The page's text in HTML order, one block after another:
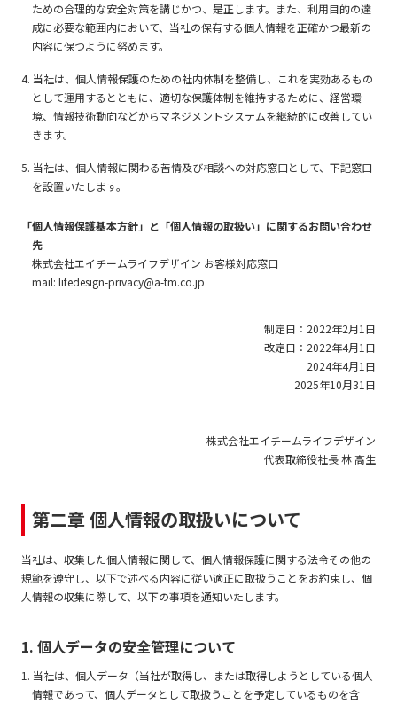
ための合理的な安全対策を講じかつ、是正します。また、利用目的の達
成に必要な範囲内において、当社の保有する個人情報を正確かつ最新の
内容に保つように努めます。
4. 当社は、個人情報保護のための社内体制を整備し、これを実効あるもの
として運用するとともに、適切な保護体制を維持するために、経営環
境、情報技術動向などからマネジメントシステムを継続的に改善してい
きます。
5. 当社は、個人情報に関わる苦情及び相談への対応窓口として、下記窓口
を設置いたします。
「個人情報保護基本方針」と「個人情報の取扱い」に関するお問い合わせ
先
株式会社エイチームライフデザイン お客様対応窓口
mail: lifedesign-privacy@a-tm.co.jp
制定日：2022年2月1日
改定日：2022年4月1日
2024年4月1日
2025年10月31日
株式会社エイチームライフデザイン
代表取締役社長 林 高生
第二章 個人情報の取扱いについて
当社は、収集した個人情報に関して、個人情報保護に関する法令その他の
規範を遵守し、以下で述べる内容に従い適正に取扱うことをお約束し、個
人情報の収集に際して、以下の事項を通知いたします。
1. 個人データの安全管理について
1. 当社は、個人データ（当社が取得し、または取得しようとしている個人
情報であって、個人データとして取扱うことを予定しているものを含